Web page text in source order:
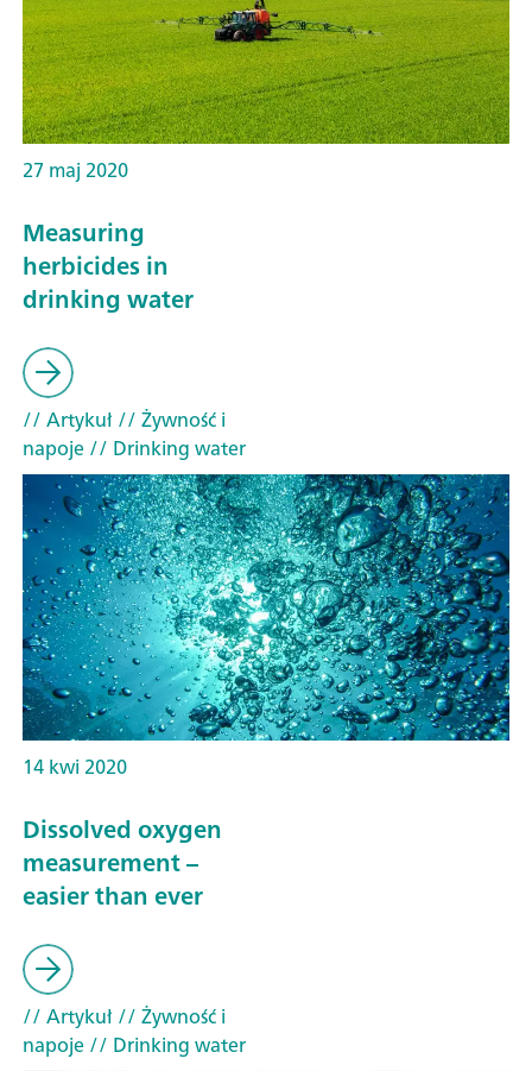
27 maj 2020
Measuring
herbicides in
drinking water
// Artykuł// Żywność i
napoje// Drinking water
14 kwi 2020
Dissolved oxygen
measurement –
easier than ever
// Artykuł// Żywność i
napoje// Drinking water